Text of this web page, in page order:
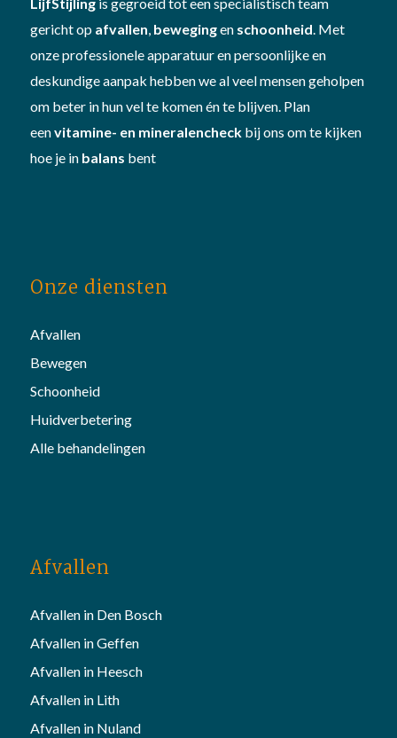
gericht op afvallen bewegingen schoonheid . Met
onze professionele apparatuur en persoonlijke en
deskundige aanpak hebben we al veel mensen geholpen
om beter in hun vel te komen én te blijven. Plan
eenvitamine- en mineralencheckbij ons om te kijken
hoe je in balans bent
Onze diensten
Afvallen
Bewegen
Schoonheid
Huidverbetering
Alle behandelingen
Afvallen
Afvallen in Den Bosch
Afvallen in Geffen
Afvallen in Heesch
Afvallen in Lith
Afvallen in Nuland